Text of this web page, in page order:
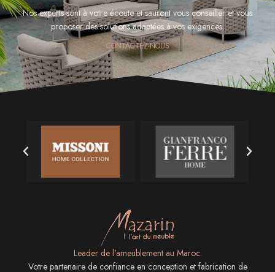
Nos experts sont à votre écoute et sauront vous conseiller et vous
proposer des solutions adaptées à vos exigences.
CONTACTEZ-NOUS
Leader de l'ameublement au Maroc.
Votre partenaire de confiance en conception et fabrication de